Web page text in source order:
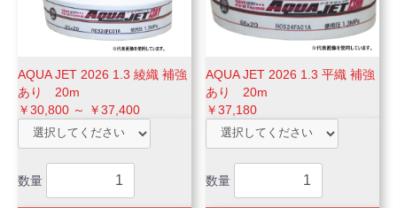
AQUA JET 2026 1.3 綾織 補強
あり 20m
￥30,800 ～ ￥37,400
数量
AQUA JET 2026 1.3 平織 補強
あり 20m
￥37,180
数量